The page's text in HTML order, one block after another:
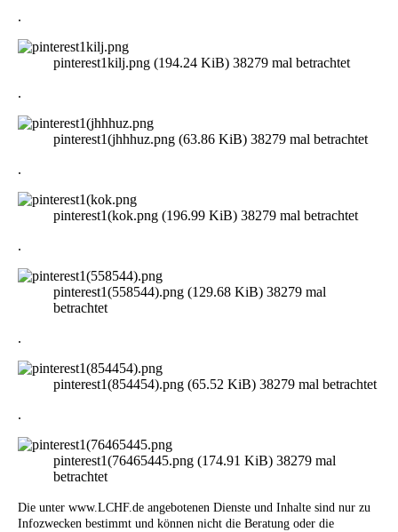
.
pinterest1kilj.png (194.24 KiB) 38279 mal betrachtet
.
pinterest1(jhhhuz.png (63.86 KiB) 38279 mal betrachtet
.
pinterest1(kok.png (196.99 KiB) 38279 mal betrachtet
.
pinterest1(558544).png (129.68 KiB) 38279 mal
betrachtet
.
pinterest1(854454).png (65.52 KiB) 38279 mal betrachtet
.
pinterest1(76465445.png (174.91 KiB) 38279 mal
betrachtet
Die unter www.LCHF.de angebotenen Dienste und Inhalte sind nur zu
Infozwecken bestimmt und können nicht die Beratung oder die